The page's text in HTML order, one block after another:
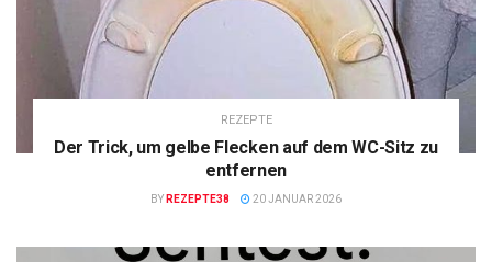
REZEPTE
Der Trick, um gelbe Flecken auf dem WC-Sitz zu
entfernen
BY REZEPTE38 20 JANUAR 2026